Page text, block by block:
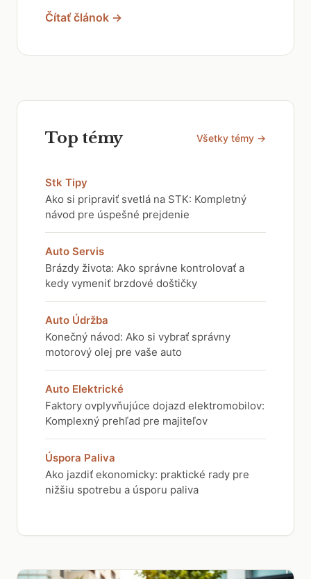
Čítať článok →
Top témy Všetky témy →
Stk Tipy
Ako si pripraviť svetlá na STK: Kompletný
návod pre úspešné prejdenie
Auto Servis
Brázdy života: Ako správne kontrolovať a
kedy vymeniť brzdové doštičky
Auto Údržba
Konečný návod: Ako si vybrať správny
motorový olej pre vaše auto
Auto Elektrické
Faktory ovplyvňujúce dojazd elektromobilov:
Komplexný prehľad pre majiteľov
Úspora Paliva
Ako jazdiť ekonomicky: praktické rady pre
nižšiu spotrebu a úsporu paliva